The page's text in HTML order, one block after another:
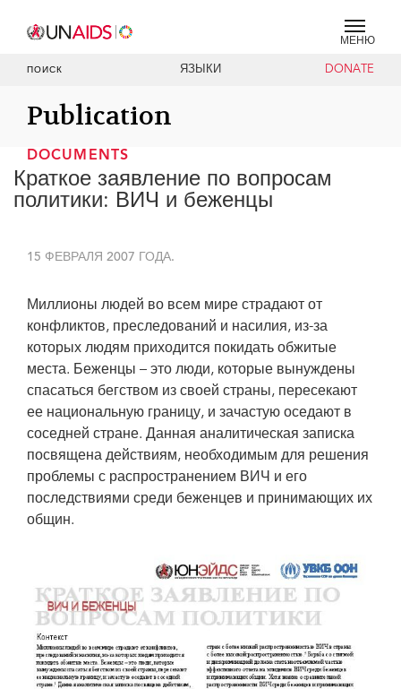
МЕНЮ
ПОИСК ЯЗЫКИ DONATE
Publication
DOCUMENTS
Краткое заявление по вопросам
политики: ВИЧ и беженцы
15 ФЕВРАЛЯ 2007 ГОДА.
Миллионы людей во всем мире страдают от
конфликтов, преследований и насилия, из-за
которых людям приходится покидать обжитые
места. Беженцы – это люди, которые вынуждены
спасаться бегством из своей страны, пересекают
ее национальную границу, и зачастую оседают в
соседней стране. Данная аналитическая записка
посвящена действиям, необходимым для решения
проблемы с распространением ВИЧ и его
последствиями среди беженцев и принимающих их
общин.